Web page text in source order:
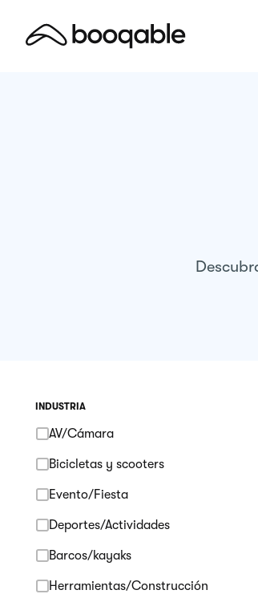
INDUSTRIA
AV/Cámara
Bicicletas y scooters
Evento/Fiesta
Deportes/Actividades
Barcos/kayaks
Herramientas/Construcción